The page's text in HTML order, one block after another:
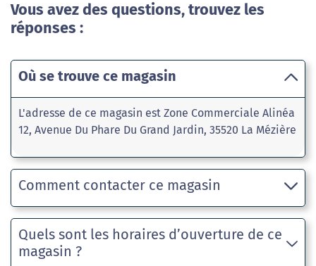
Vous avez des questions, trouvez les
réponses :
Où se trouve ce magasin
L'adresse de ce magasin est Zone Commerciale Alinéa
12, Avenue Du Phare Du Grand Jardin, 35520 La Mézière
Comment contacter ce magasin
Quels sont les horaires d’ouverture de ce
magasin ?